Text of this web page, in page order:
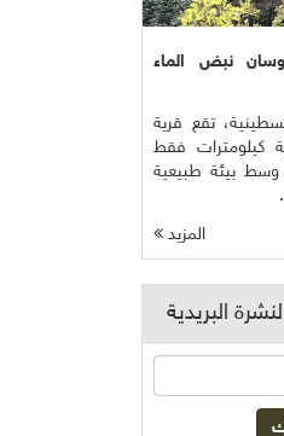
نبض الماء
تقع قرية
كيلومترات فقط
بيئة طبيعية
المزيد
البريدية